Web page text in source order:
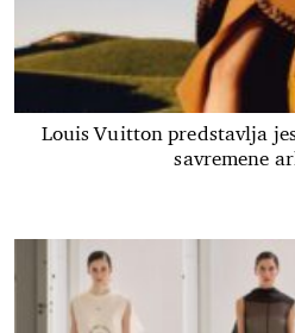
Louis Vuitton predstavlja
savremene